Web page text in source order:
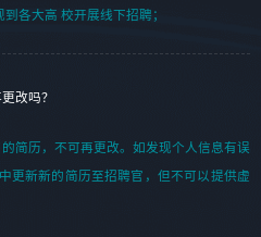
各大高 校开展线下招聘；
改吗？
简历，不可再更改。如发现个人信息有误
更新新的简历至招聘官，但不可以提供虚